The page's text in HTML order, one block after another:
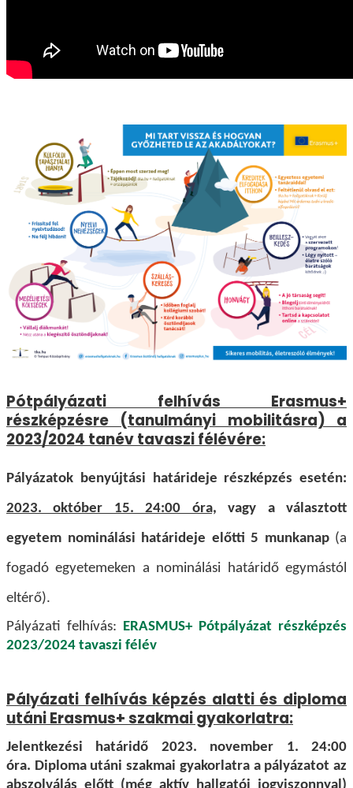
Pótpályázati felhívás Erasmus+
részképzésre (tanulmányi mobilitásra) a
2023/2024 tanév tavaszi félévére:
Pályázatok benyújtási határideje részképzés esetén:
2023. október 15. 24:00 óra, vagy a választott
egyetem nominálási határideje előtti 5 munkanap(a
fogadó egyetemeken a nominálási határidő egymástól
eltérő).
Pályázati felhívás:
ERASMUS+ Pótpályázat részképzés
2023/2024 tavaszi félév
Pályázati felhívás képzés alatti és diploma
utáni Erasmus+ szakmai gyakorlatra:
Jelentkezési határidő 2023. november 1. 24:00
óra. Diploma utáni szakmai gyakorlatra a pályázatot az